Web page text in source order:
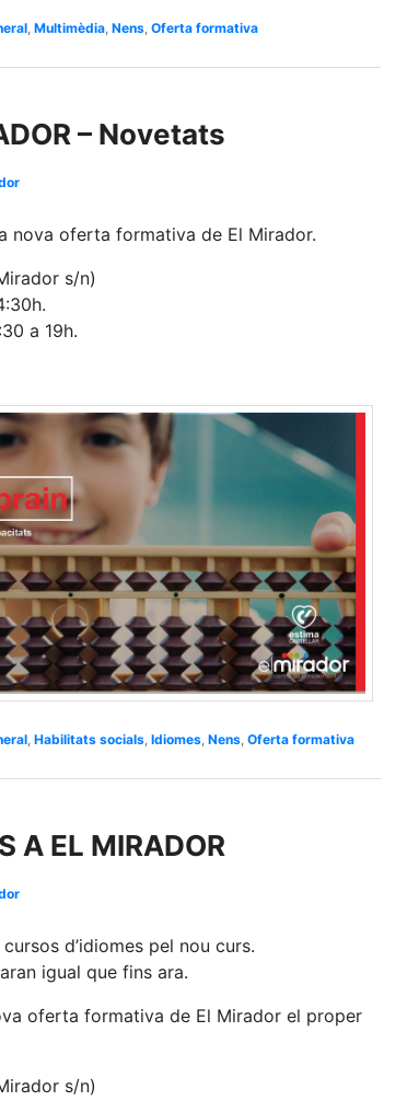
, Multimèdia, Nens, Oferta formativa
– Novetats
nova oferta formativa de El Mirador.
s/n)
a 19h.
Habilitats socials Idiomes Nens Oferta formativa
A EL MIRADOR
d’idiomes pel nou curs.
igual que fins ara.
oferta formativa de El Mirador el proper
s/n)